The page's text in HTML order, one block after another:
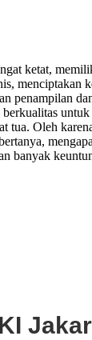
ketat,
menciptakan
penampilan
tua. Oleh
banyak